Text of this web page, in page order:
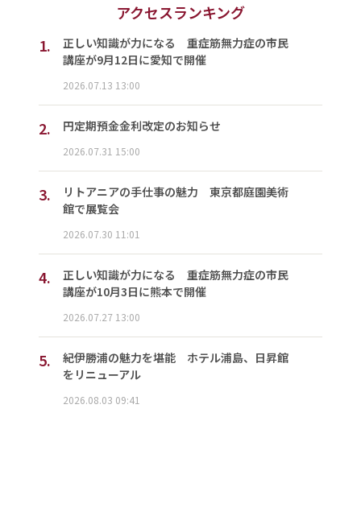
アクセスランキング
1.
正しい知識が力になる 重症筋無力症の市民
講座が9月12日に愛知で開催
2026.07.13 13:00
2. 円定期預金金利改定のお知らせ
2026.07.31 15:00
3.
リトアニアの手仕事の魅力 東京都庭園美術
館で展覧会
2026.07.30 11:01
4.
正しい知識が力になる 重症筋無力症の市民
講座が10月3日に熊本で開催
2026.07.27 13:00
5.
紀伊勝浦の魅力を堪能 ホテル浦島、日昇館
をリニューアル
2026.08.03 09:41